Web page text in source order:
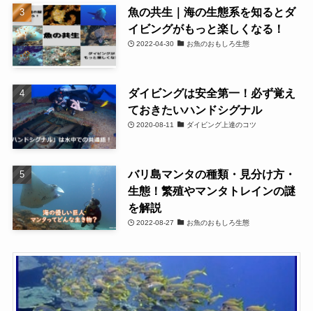
魚の共生｜海の生態系を知るとダ
イビングがもっと楽しくなる！
2022-04-30 お魚のおもしろ生態
ダイビングは安全第一！必ず覚え
ておきたいハンドシグナル
2020-08-11 ダイビング上達のコツ
バリ島マンタの種類・見分け方・
生態！繁殖やマンタトレインの謎
を解説
2022-08-27 お魚のおもしろ生態